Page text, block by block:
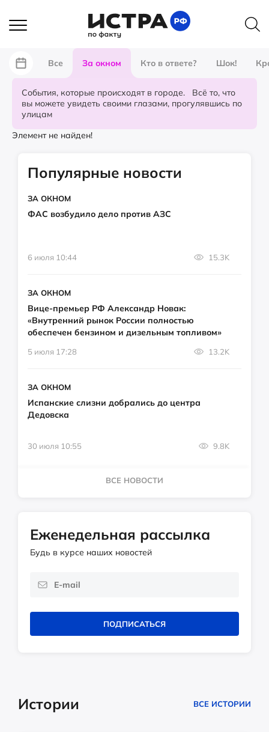
Все За окном Кто в ответе? Шок!
События, которые происходят в городе. Всё то, что
вы можете увидеть своими глазами, прогулявшись по
улицам
Элемент не найден!
Популярные новости
ЗА ОКНОМ
ФАС возбудило дело против АЗС
6 июля 10:44 15.3K
ЗА ОКНОМ
Вице-премьер РФ Александр Новак:
«Внутренний рынок России полностью
обеспечен бензином и дизельным топливом»
5 июля 17:28 13.2K
ЗА ОКНОМ
Испанские слизни добрались до центра
Дедовска
30 июля 10:55 9.8K
ВСЕ НОВОСТИ
Еженедельная рассылка
Будь в курсе наших новостей
ПОДПИСАТЬСЯ
Истории ВСЕ ИСТОРИИ